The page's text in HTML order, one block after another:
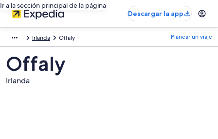
Ir a la sección principal de la página
Descargar la app
Irlanda Offaly Planear un viaje
Offaly
Irlanda